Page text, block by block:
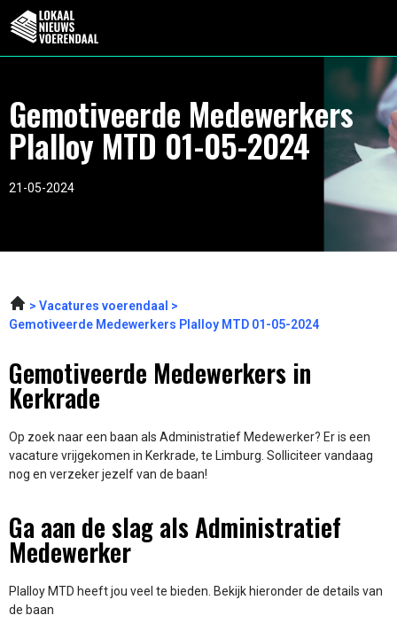
Gemotiveerde Medewerkers
Plalloy MTD 01-05-2024
21-05-2024
Vacatures voerendaal
Gemotiveerde Medewerkers Plalloy MTD 01-05-2024
Gemotiveerde Medewerkers in
Kerkrade
Op zoek naar een baan als Administratief Medewerker? Er is een
vacature vrijgekomen in Kerkrade, te Limburg. Solliciteer vandaag
nog en verzeker jezelf van de baan!
Ga aan de slag als Administratief
Medewerker
Plalloy MTD heeft jou veel te bieden. Bekijk hieronder de details van
de baan